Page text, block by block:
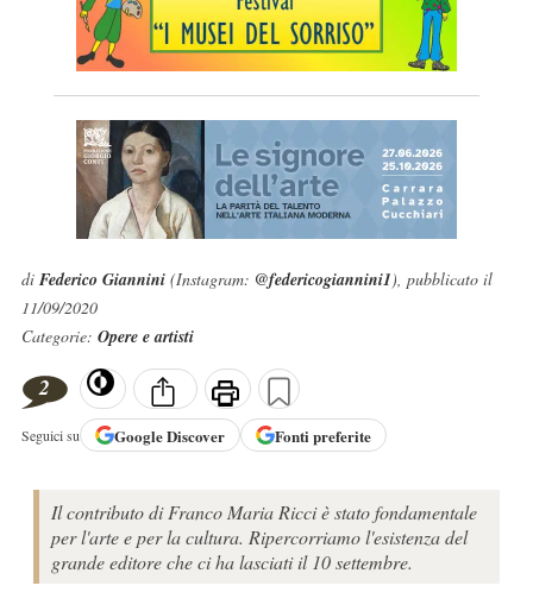
di Federico Giannini(Instagram: @federicogiannini1), pubblicato il
11/09/2020
Categorie: Opere e artisti
2
Seguici su GoogleDiscover Fonti preferite
Il contributo di Franco Maria Ricci è stato fondamentale
per l'arte e per la cultura. Ripercorriamo l'esistenza del
grande editore che ci ha lasciati il 10 settembre.